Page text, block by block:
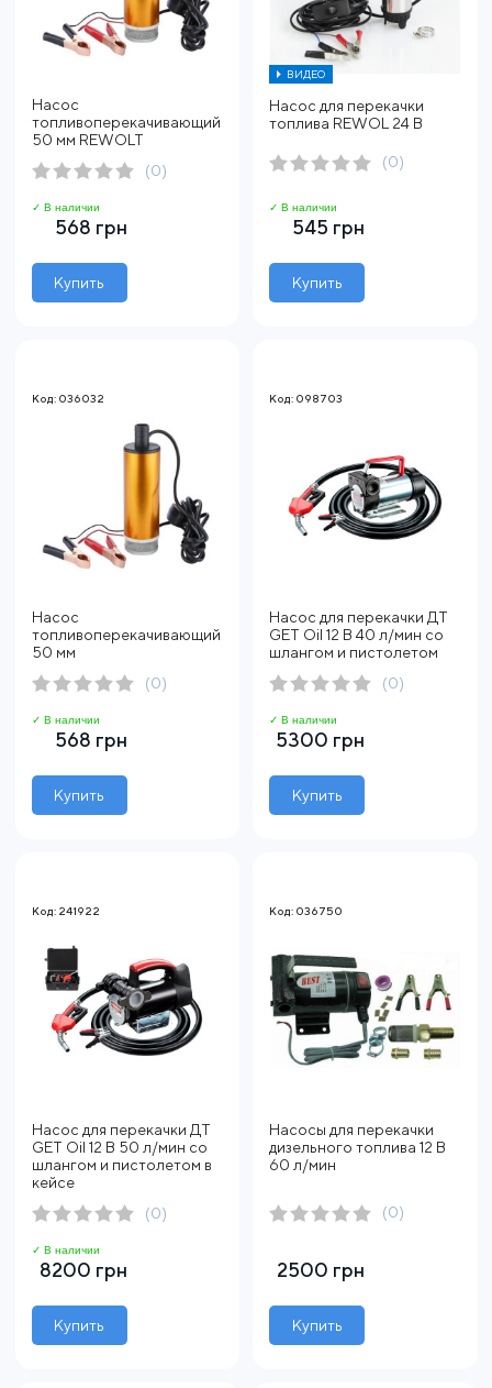
Насос
топливоперекачивающий
50 мм REWOLT
(0)
✓ В наличии
568 грн
Купить
ВИДЕО
Насос для перекачки
топлива REWOL 24 В
(0)
✓ В наличии
545 грн
Купить
Код: 036032
Насос
топливоперекачивающий
50 мм
(0)
✓ В наличии
568 грн
Купить
Код: 098703
Насос для перекачки ДТ
GET Oil 12 В 40 л/мин со
шлангом и пистолетом
(0)
✓ В наличии
5300 грн
Купить
Код: 241922
Насос для перекачки ДТ
GET Oil 12 В 50 л/мин со
шлангом и пистолетом в
кейсе
(0)
✓ В наличии
8200 грн
Купить
Код: 036750
Насосы для перекачки
дизельного топлива 12 В
60 л/мин
(0)
2500 грн
Купить